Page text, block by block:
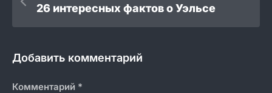
26 интересных фактов о Уэльсе
Добавить комментарий
Комментарий *